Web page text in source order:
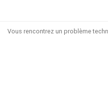
Vous rencontrez un problème